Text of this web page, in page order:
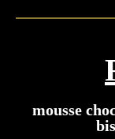
mousse